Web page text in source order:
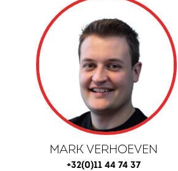
MARK VERHOEVEN
+32(0)11 44 74 37